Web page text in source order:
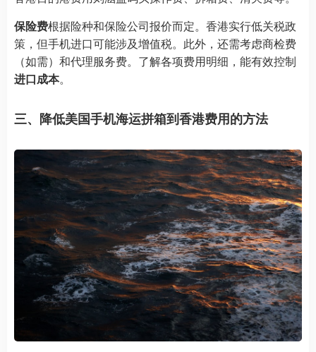
保险费根据险种和保险公司报价而定。香港实行低关税政
策，但手机进口可能涉及增值税。此外，还需考虑商检费
（如需）和代理服务费。了解各项费用明细，能有效控制
进口成本。
三、降低美国手机海运拼箱到香港费用的方法